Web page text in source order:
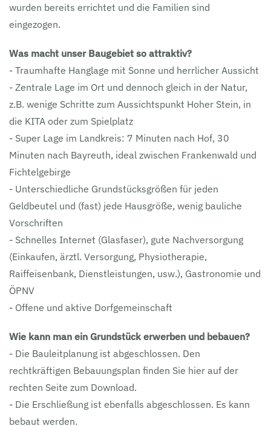
wurden bereits errichtet und die Familien sind
eingezogen.
Was macht unser Baugebiet so attraktiv?
- Traumhafte Hanglage mit Sonne und herrlicher Aussicht
- Zentrale Lage im Ort und dennoch gleich in der Natur,
z.B. wenige Schritte zum Aussichtspunkt Hoher Stein, in
die KITA oder zum Spielplatz
- Super Lage im Landkreis: 7 Minuten nach Hof, 30
Minuten nach Bayreuth, ideal zwischen Frankenwald und
Fichtelgebirge
- Unterschiedliche Grundstücksgrößen für jeden
Geldbeutel und (fast) jede Hausgröße, wenig bauliche
Vorschriften
- Schnelles Internet (Glasfaser), gute Nachversorgung
(Einkaufen, ärztl. Versorgung, Physiotherapie,
Raiffeisenbank, Dienstleistungen, usw.), Gastronomie und
ÖPNV
- Offene und aktive Dorfgemeinschaft
Wie kann man ein Grundstück erwerben und bebauen?
- Die Bauleitplanung ist abgeschlossen. Den
rechtkräftigen Bebauungsplan finden Sie hier auf der
rechten Seite zum Download.
- Die Erschließung ist ebenfalls abgeschlossen. Es kann
bebaut werden.